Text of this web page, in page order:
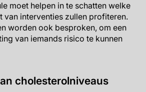
moet helpen in te schatten welke
van interventies zullen profiteren.
worden ook besproken, om een
van iemands risico te kunnen
cholesterolniveaus